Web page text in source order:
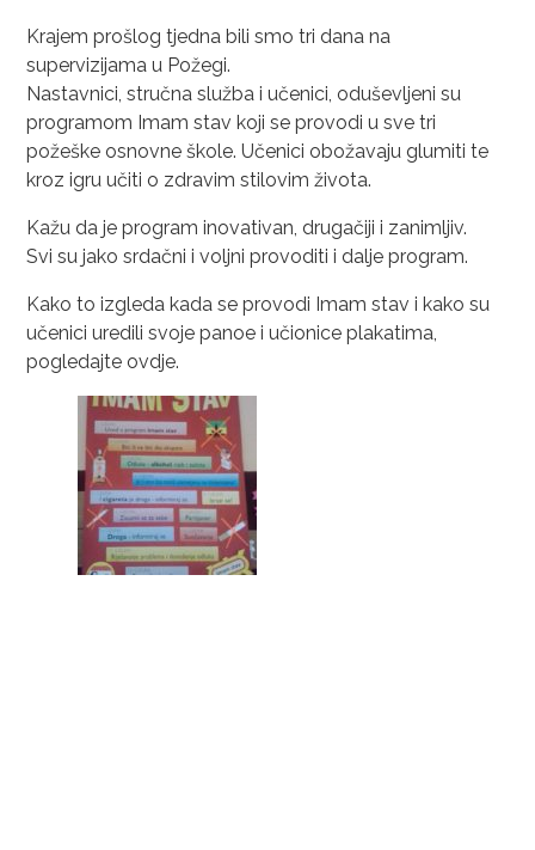
Krajem prošlog tjedna bili smo tri dana na
supervizijama u Požegi.
Nastavnici, stručna služba i učenici, oduševljeni su
programom Imam stav koji se provodi u sve tri
požeške osnovne škole. Učenici obožavaju glumiti te
kroz igru učiti o zdravim stilovim života.
Kažu da je program inovativan, drugačiji i zanimljiv.
Svi su jako srdačni i voljni provoditi i dalje program.
Kako to izgleda kada se provodi Imam stav i kako su
učenici uredili svoje panoe i učionice plakatima,
pogledajte ovdje.